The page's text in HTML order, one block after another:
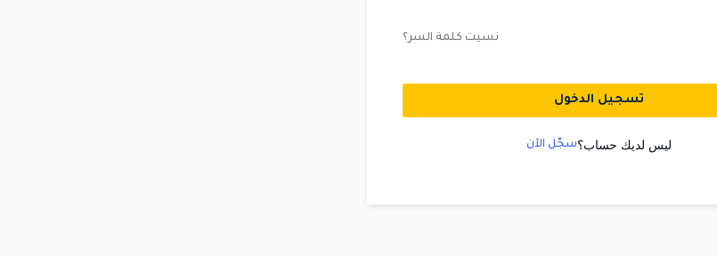
نسيت كلمة السر؟
تسجيل الدخول
ليس لديك حساب؟سجّل الآن